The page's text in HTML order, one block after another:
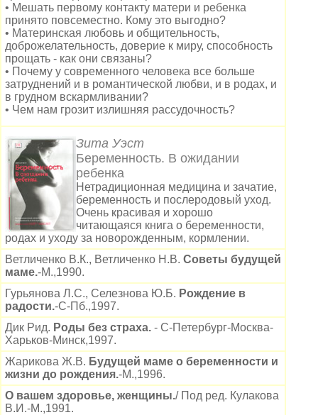
• Мешать первому контакту матери и ребенка
принято повсеместно. Кому это выгодно?
• Материнская любовь и общительность,
доброжелательность, доверие к миру, способность
прощать - как они связаны?
• Почему у современного человека все больше
затруднений и в романтической любви, и в родах, и
в грудном вскармливании?
• Чем нам грозит излишняя рассудочность?
Зита Уэст
Беременность. В ожидании
ребенка
Нетрадиционная медицина и зачатие,
беременность и послеродовый уход.
Очень красивая и хорошо
читающаяся книга о беременности,
родах и уходу за новорожденным, кормлении.
Ветличенко В.К., Ветличенко Н.В. Советы будущей
маме.-М.,1990.
Гурьянова Л.С., Селезнова Ю.Б. Рождение в
радости.-С-Пб.,1997.
Дик Рид. Роды без страха. - С-Петербург-Москва-
Харьков-Минск,1997.
Жарикова Ж.В. Будущей маме о беременности и
жизни до рождения.-М.,1996.
О вашем здоровье, женщины./ Под ред. Кулакова
В.И.-М.,1991.